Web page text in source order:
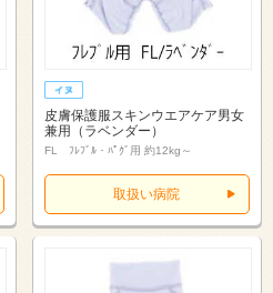
皮膚保護服スキンウエアケア男女
兼用（ラベンダー）
FL ﾌﾚﾌﾞﾙ・ﾊﾟｸﾞ用 約12kg～
取扱い病院